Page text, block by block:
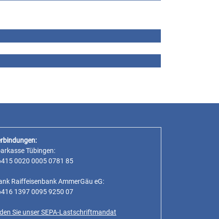
Tübingen:
0020 0005 0781 85
Raiffeisenbank AmmerGäu eG:
1397 0095 9250 07
Sie unser SEPA-Lastschriftmandat